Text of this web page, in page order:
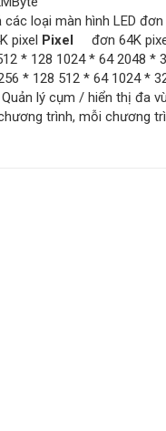
màn hình LED đơn
Pixel
đơn 64K
* 64 2048 *
* 64 1024 *
lý cụm / hiển thị đa
trình, mỗi chương